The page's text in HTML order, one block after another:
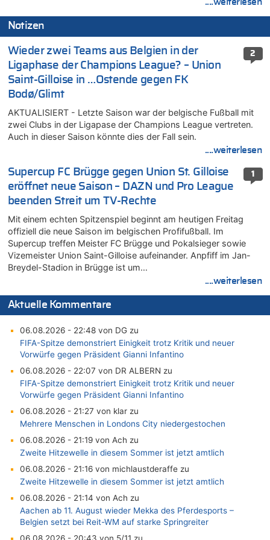
Notizen
2
Wieder zwei Teams aus Belgien in der
Ligaphase der Champions League? – Union
Saint-Gilloise in …Ostende gegen FK
Bodø/Glimt
AKTUALISIERT - Letzte Saison war der belgische Fußball mit
zwei Clubs in der Ligapase der Champions League vertreten.
Auch in dieser Saison könnte dies der Fall sein.
....weiterlesen
1
Supercup FC Brügge gegen Union St. Gilloise
eröffnet neue Saison – DAZN und Pro League
beenden Streit um TV-Rechte
Mit einem echten Spitzenspiel beginnt am heutigen Freitag
offiziell die neue Saison im belgischen Profifußball. Im
Supercup treffen Meister FC Brügge und Pokalsieger sowie
Vizemeister Union Saint-Gilloise aufeinander. Anpfiff im Jan-
Breydel-Stadion in Brügge ist um…
....weiterlesen
Aktuelle Kommentare
06.08.2026 - 22:48 von DG zu
FIFA-Spitze demonstriert Einigkeit trotz Kritik und neuer
Vorwürfe gegen Präsident Gianni Infantino
06.08.2026 - 22:07 von DR ALBERN zu
FIFA-Spitze demonstriert Einigkeit trotz Kritik und neuer
Vorwürfe gegen Präsident Gianni Infantino
06.08.2026 - 21:27 von klar zu
Mehrere Menschen in Londons City niedergestochen
06.08.2026 - 21:19 von Ach zu
Zweite Hitzewelle in diesem Sommer ist jetzt amtlich
06.08.2026 - 21:16 von michlaustderaffe zu
Zweite Hitzewelle in diesem Sommer ist jetzt amtlich
06.08.2026 - 21:14 von Ach zu
Aachen ab 11. August wieder Mekka des Pferdesports –
Belgien setzt bei Reit-WM auf starke Springreiter
06.08.2026 - 20:43 von 5/11 zu